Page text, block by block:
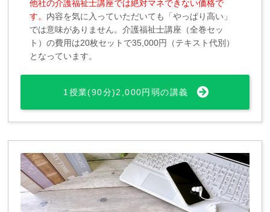
他社の介護福祉士講座では絶対マネできない価格で
す。 内容を気に入っていただいても「やっぱり高い」
では意味がありません。介護福祉士講座（全巻セッ
ト）の費用は20枚セットで35,000円（テキスト代別）
となっています。
1授業(90分)2,000円弱の講義